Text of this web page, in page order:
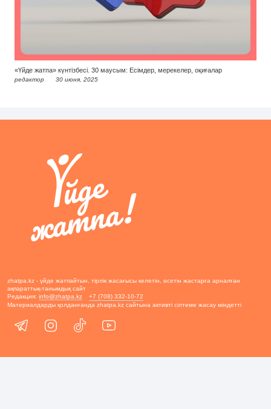
«Үйде жатпа» күнтізбесі. 30 маусым: Есімдер, мерекелер, оқиғалар
редактор 30 июня, 2025
zhatpa.kz - үйде жатпайтын, тірлік жасағысы келетін, өсетін жастарға арналған
ақпараттық-танымдық сайт
Редакция: info@zhatpa.kz
+7 (708) 332-10-72
Материалдарды қолданғанда zhatpa.kz сайтына активті сілтеме жасау міндетті